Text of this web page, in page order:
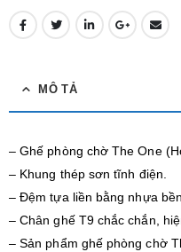
MÔ TẢ
– Ghế phòng chờ The One
– Khung thép sơn tĩnh điện.
– Đệm tựa liền bằng nhựa
– Chân ghế T9 chắc chắn,
– Sản phẩm ghế phòng chờ